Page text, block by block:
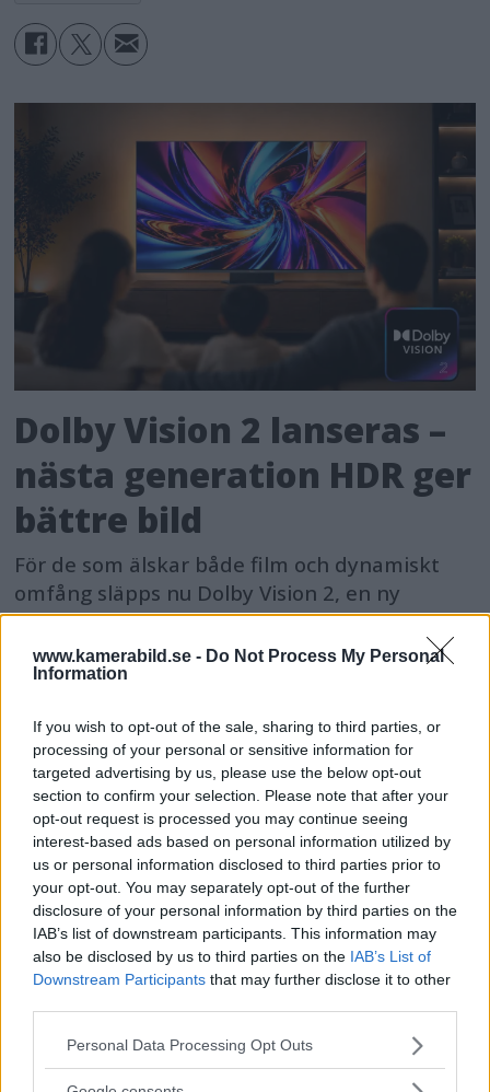
www.kamerabild.se - Do Not Process My Personal
Information
If you wish to opt-out of the sale, sharing to third parties, or
processing of your personal or sensitive information for
targeted advertising by us, please use the below opt-out
section to confirm your selection. Please note that after your
opt-out request is processed you may continue seeing
interest-based ads based on personal information utilized by
us or personal information disclosed to third parties prior to
your opt-out. You may separately opt-out of the further
disclosure of your personal information by third parties on the
IAB’s list of downstream participants. This information may
also be disclosed by us to third parties on the IAB’s List of
Downstream Participants that may further disclose it to other
Please note that this website/app uses one or more Google
not limited to your visit or usage behaviour. You may click to
Personal Data Processing Opt Outs
Dolby Vision 2 lanseras –
nästa generation HDR ger
bättre bild
För de som älskar både film och dynamiskt
omfång släpps nu Dolby Vision 2, en ny
bildmotor som analyserar bilden och scenen
och förbättrar den för tittaren.
OM System lanserar
gratislån av kameror &